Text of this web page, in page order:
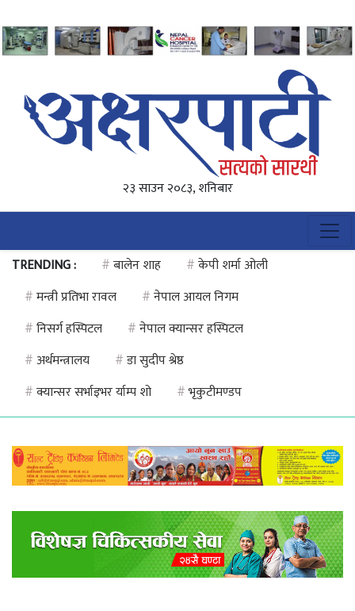
२३ साउन २०८३, शनिबार
TRENDING : #बालेन शाह #केपी शर्मा ओली
#मन्त्री प्रतिभा रावल #नेपाल आयल निगम
#निसर्ग हस्पिटल #नेपाल क्यान्सर हस्पिटल
#अर्थमन्त्रालय #डा सुदीप श्रेष्ठ
#क्यान्सर सर्भाइभर र्याम्प शो #भृकुटीमण्डप